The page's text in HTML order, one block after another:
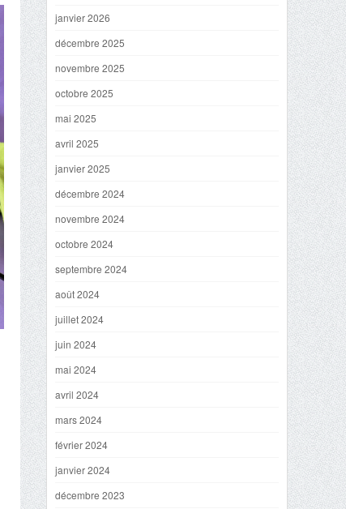
janvier 2026
décembre 2025
novembre 2025
octobre 2025
mai 2025
avril 2025
janvier 2025
décembre 2024
novembre 2024
octobre 2024
septembre 2024
août 2024
juillet 2024
juin 2024
mai 2024
avril 2024
mars 2024
février 2024
janvier 2024
décembre 2023